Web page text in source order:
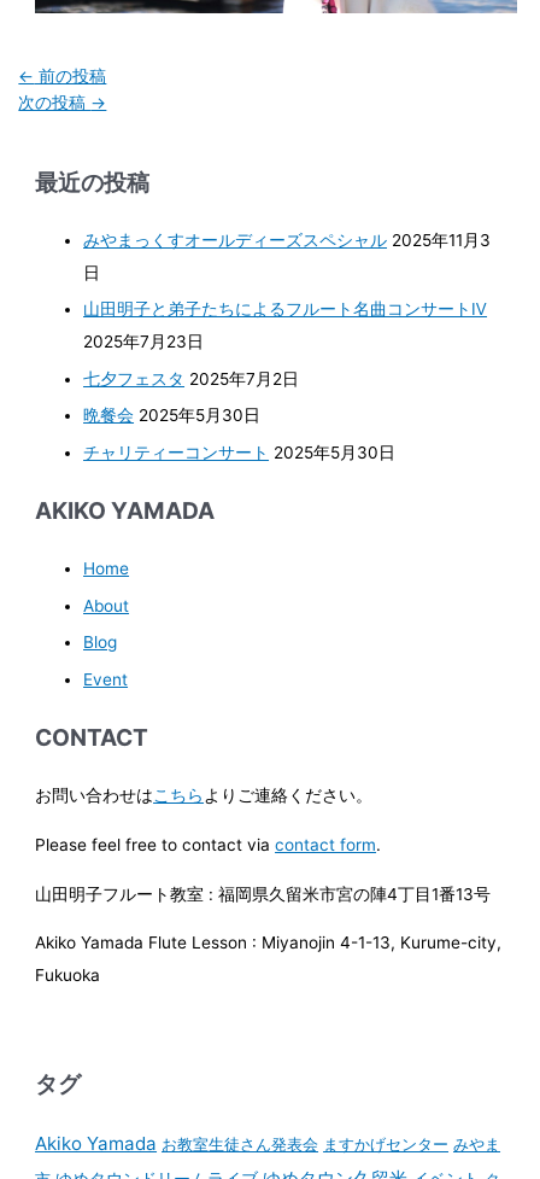
← 前の投稿
次の投稿 →
最近の投稿
みやまっくすオールディーズスペシャル 2025年11月3
日
山田明子と弟子たちによるフルート名曲コンサートⅣ
2025年7月23日
七夕フェスタ 2025年7月2日
晩餐会 2025年5月30日
チャリティーコンサート 2025年5月30日
AKIKO YAMADA
Home
About
Blog
Event
CONTACT
お問い合わせはこちらよりご連絡ください。
Please feel free to contact viacontact form.
山田明子フルート教室 : 福岡県久留米市宮の陣4丁目1番13号
Akiko Yamada Flute Lesson : Miyanojin 4-1-13, Kurume-city,
Fukuoka
タグ
Akiko Yamada お教室生徒さん発表会 ますかげセンター みやま